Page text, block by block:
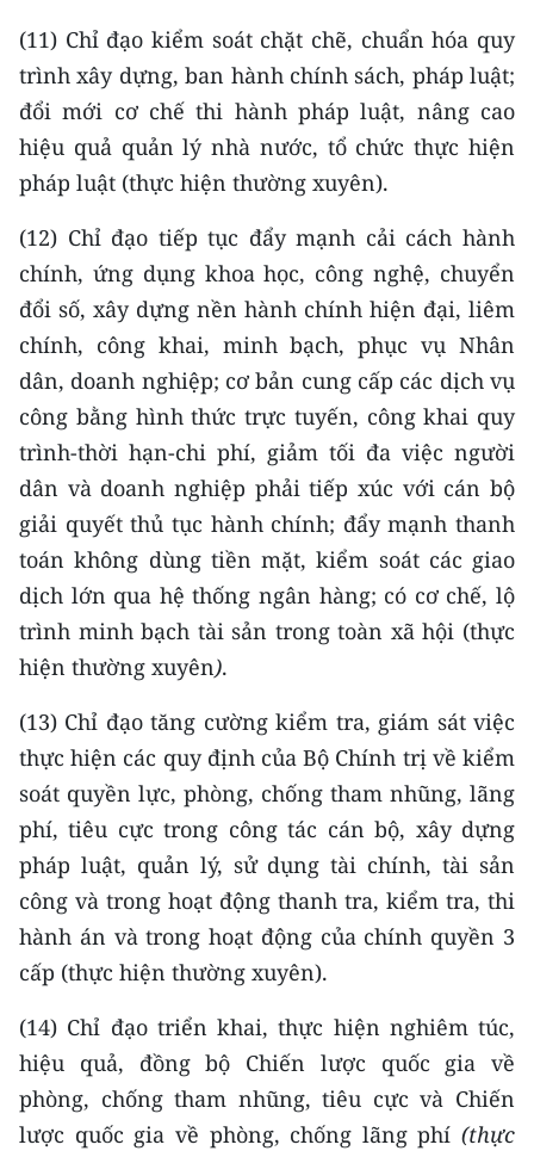
(11) Chỉ đạo kiểm soát chặt chẽ, chuẩn hóa quy
trình xây dựng, ban hành chính sách, pháp luật;
đổi mới cơ chế thi hành pháp luật, nâng cao
hiệu quả quản lý nhà nước, tổ chức thực hiện
pháp luật (thực hiện thường xuyên).
(12) Chỉ đạo tiếp tục đẩy mạnh cải cách hành
chính, ứng dụng khoa học, công nghệ, chuyển
đổi số, xây dựng nền hành chính hiện đại, liêm
chính, công khai, minh bạch, phục vụ Nhân
dân, doanh nghiệp; cơ bản cung cấp các dịch vụ
công bằng hình thức trực tuyến, công khai quy
trình-thời hạn-chi phí, giảm tối đa việc người
dân và doanh nghiệp phải tiếp xúc với cán bộ
giải quyết thủ tục hành chính; đẩy mạnh thanh
toán không dùng tiền mặt, kiểm soát các giao
dịch lớn qua hệ thống ngân hàng; có cơ chế, lộ
trình minh bạch tài sản trong toàn xã hội (thực
hiện thường xuyên).
(13) Chỉ đạo tăng cường kiểm tra, giám sát việc
thực hiện các quy định của Bộ Chính trị về kiểm
soát quyền lực, phòng, chống tham nhũng, lãng
phí, tiêu cực trong công tác cán bộ, xây dựng
pháp luật, quản lý, sử dụng tài chính, tài sản
công và trong hoạt động thanh tra, kiểm tra, thi
hành án và trong hoạt động của chính quyền 3
cấp (thực hiện thường xuyên).
(14) Chỉ đạo triển khai, thực hiện nghiêm túc,
hiệu quả, đồng bộ Chiến lược quốc gia về
phòng, chống tham nhũng, tiêu cực và Chiến
lược quốc gia về phòng, chống lãng phí (thực